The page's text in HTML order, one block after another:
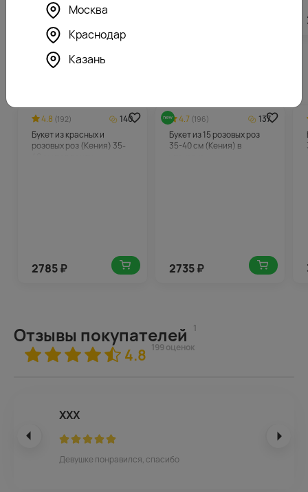
4215₽
4.8 (192)
140
Букет из красных и
розовых роз (Кения) 35-
2785₽
4.7 (196)
137
Букет из 15 розовых роз
35-40 см (Кения) в
2735₽
Отзывы покупателей 1
4.8 199 оценок
ХХХ
Девушке понравился, спасибо
Москва
Краснодар
Казань